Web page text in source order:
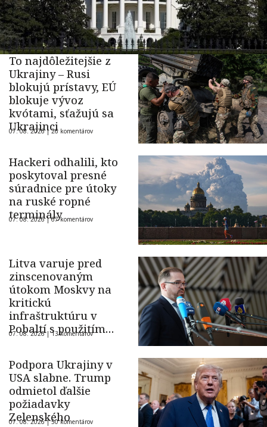
To najdôležitejšie z
Ukrajiny – Rusi
blokujú prístavy, EÚ
blokuje vývoz
kvótami, sťažujú sa
Ukrajinci
07. 08. 2026 |26 komentárov
Hackeri odhalili, kto
poskytoval presné
súradnice pre útoky
na ruské ropné
terminály
07. 08. 2026 |67 komentárov
Litva varuje pred
zinscenovaným
útokom Moskvy na
kritickú
infraštruktúru v
Pobaltí s použitím
ukrajinského dronu
07. 08. 2026 |13 komentárov
Podpora Ukrajiny v
USA slabne. Trump
odmietol ďalšie
požiadavky
Zelenského
07. 08. 2026 |50 komentárov